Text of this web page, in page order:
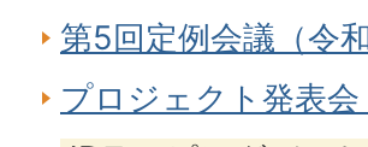
第5回定例会議（令
プロジェクト発表